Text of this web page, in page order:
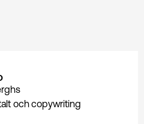
och copywriting